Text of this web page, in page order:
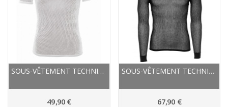
SOUS-VÊTEMENT TECHNIQUE - BRYNJE MÉRAKLON SUPER...
49,90 €
SOUS-VÊTEMENT TECHNIQUE - BRYNJE MÉRAKLON SUPER...
67,90 €